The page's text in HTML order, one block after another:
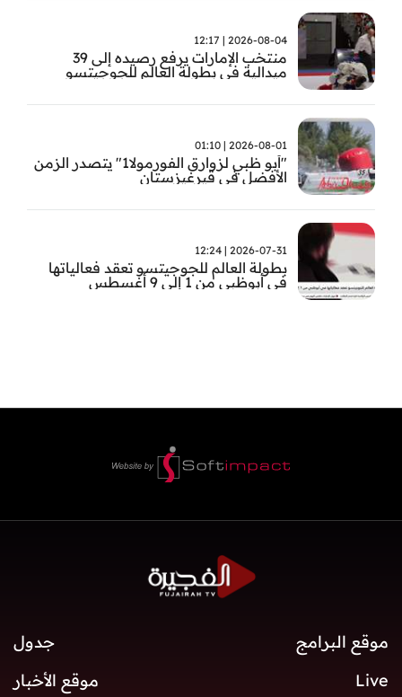
2026-08-04 | 12:17
منتخب الإمارات يرفع رصيده إلى 39
ميدالية في بطولة العالم للجوجيتسو
2026-08-01 | 01:10
"أبو ظبي لزوارق الفورمولا1" يتصدر الزمن
الأفضل في قيرغيزستان
2026-07-31 | 12:24
بطولة العالم للجوجيتسو تعقد فعالياتها
في أبوظبي من 1 إلى 9 أغسطس
موقع البرامج
جدول
Live
موقع الأخبار